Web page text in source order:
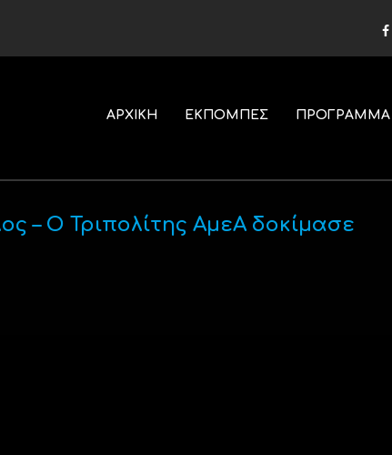
ΑΡΧΙΚΗ ΕΚΠΟΜΠΕΣ ΠΡΟΓΡΑΜΜΑ
– Ο Τριπολίτης ΑμεΑ δοκίμασε